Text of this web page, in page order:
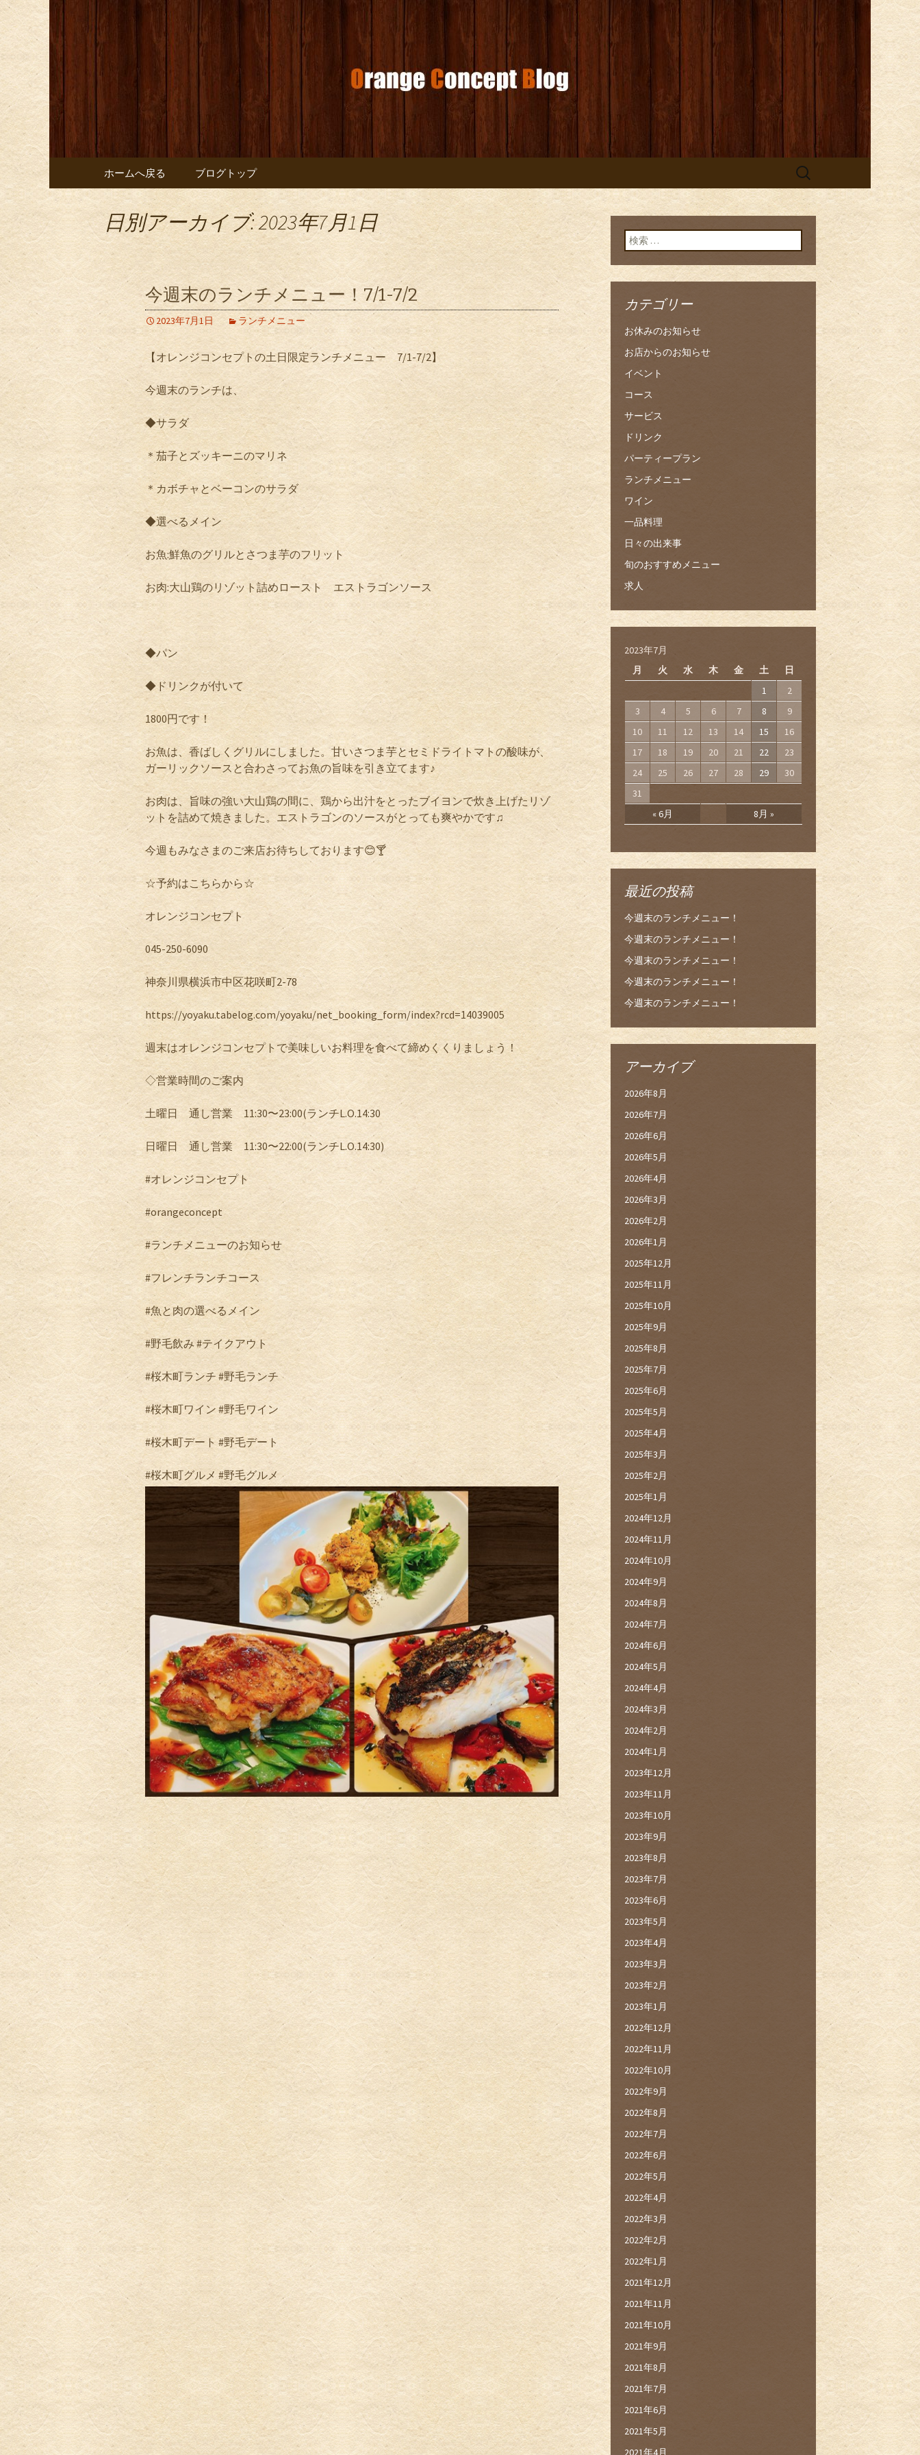
オレンジコンセプトブログ
お店からのお知らせ
コンテンツへ移動
ホームへ戻る ブログトップ
検
日別アーカイブ: 2023年7月1日
今週末のランチメニュー！7/1-7/2
2023年7月1日 ランチメニュー
【オレンジコンセプトの土日限定ランチメニュー7/1-7/2】
今週末のランチは、
◆サラダ
＊茄子とズッキーニのマリネ
＊カボチャとベーコンのサラダ
◆選べるメイン
お魚:鮮魚のグリルとさつま芋のフリット
お肉:大山鶏のリゾット詰めロースト エストラゴンソース
◆パン
◆ドリンクが付いて
1800円です！
お魚は、香ばしくグリルにしました。甘いさつま芋とセミドライトマトの酸味が、
ガーリックソースと合わさってお魚の旨味を引き立てます♪
お肉は、旨味の強い大山鶏の間に、鶏から出汁をとったブイヨンで炊き上げたリゾ
ットを詰めて焼きました。エストラゴンのソースがとっても爽やかです♫
今週もみなさまのご来店お待ちしております😊🍸
☆予約はこちらから☆
オレンジコンセプト
045-250-6090
神奈川県横浜市中区花咲町2-78
https://yoyaku.tabelog.com/yoyaku/net_booking_form/index?rcd=14039005
週末はオレンジコンセプトで美味しいお料理を食べて締めくくりましょう！
◇営業時間のご案内
土曜日 通し営業11:30〜23:00(ランチL.O.14:30
日曜日 通し営業 11:30〜22:00(ランチL.O.14:30)
#オレンジコンセプト
#orangeconcept
#ランチメニューのお知らせ
#フレンチランチコース
#魚と肉の選べるメイン
#野毛飲み#テイクアウト
#桜木町ランチ #野毛ランチ
#桜木町ワイン #野毛ワイン
#桜木町デート #野毛デート
#桜木町グルメ #野毛グルメ
検索:
カテゴリー
お休みのお知らせ
お店からのお知らせ
イベント
コース
サービス
ドリンク
パーティープラン
ランチメニュー
ワイン
一品料理
日々の出来事
旬のおすすめメニュー
求人
2023年7月
月
火 水 木 金 土 日
« 6月 8月 »
1
2
3
4 5 6 7 8
9
10
11 12 13 14 15
16
17
18 19 20 21 22
23
24
25 26 27 28 29
30
31
最近の投稿
今週末のランチメニュー！
今週末のランチメニュー！
今週末のランチメニュー！
今週末のランチメニュー！
今週末のランチメニュー！
アーカイブ
2026年8月
2026年7月
2026年6月
2026年5月
2026年4月
2026年3月
2026年2月
2026年1月
2025年12月
2025年11月
2025年10月
2025年9月
2025年8月
2025年7月
2025年6月
2025年5月
2025年4月
2025年3月
2025年2月
2025年1月
2024年12月
2024年11月
2024年10月
2024年9月
2024年8月
2024年7月
2024年6月
2024年5月
2024年4月
2024年3月
2024年2月
2024年1月
2023年12月
2023年11月
2023年10月
2023年9月
2023年8月
2023年7月
2023年6月
2023年5月
2023年4月
2023年3月
2023年2月
2023年1月
2022年12月
2022年11月
2022年10月
2022年9月
2022年8月
2022年7月
2022年6月
2022年5月
2022年4月
2022年3月
2022年2月
2022年1月
2021年12月
2021年11月
2021年10月
2021年9月
2021年8月
2021年7月
2021年6月
2021年5月
2021年4月